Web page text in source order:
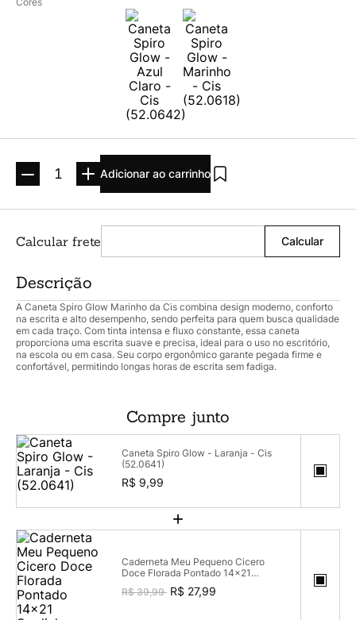
Adicionar ao carrinho
Descrição
A Caneta Spiro Glow Marinho da Cis combina design moderno, conforto
na escrita e alto desempenho, sendo perfeita para quem busca qualidade
em cada traço. Com tinta intensa e fluxo constante, essa caneta
proporciona uma escrita suave e precisa, ideal para o uso no escritório,
na escola ou em casa. Seu corpo ergonômico garante pegada firme e
confortável, permitindo longas horas de escrita sem fadiga.
Compre junto
Caneta Spiro Glow - Laranja - Cis
(52.0641)
R$ 9,99
+
Caderneta Meu Pequeno Cicero
Doce Florada Pontado 14x21
R$ 39,99 R$ 27,99